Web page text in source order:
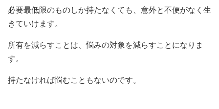
必要最低限のものしか持たなくても、意外と不便がなく生
きていけます。
所有を減らすことは、悩みの対象を減らすことになりま
す。
持たなければ悩むこともないのです。